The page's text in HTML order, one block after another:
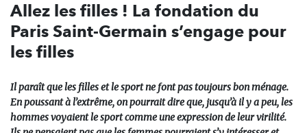
Allez les filles ! La fondation du
Paris Saint-Germain s’engage pour
les filles
Il paraît que les filles et le sport ne font pas toujours bon ménage.
En poussant à l’extrême, on pourrait dire que, jusqu’à il y a peu, les
hommes voyaient le sport comme une expression de leur virilité.